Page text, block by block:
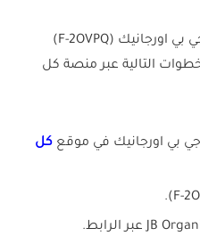
لضمان الحصول على كود خصم جي بي اورجانيك (F-2OVPQ)
التالية عبر منصة كل
بي اورجانيك في موقع كل